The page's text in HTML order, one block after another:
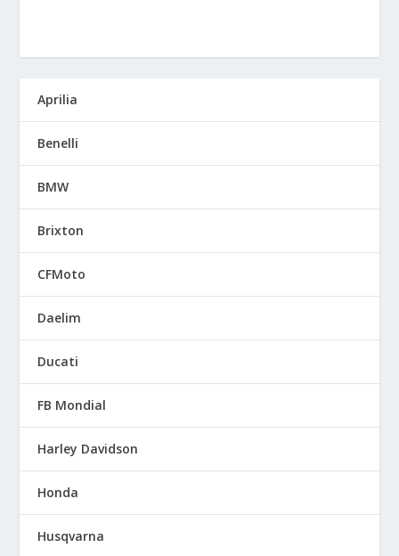
Aprilia
Benelli
BMW
Brixton
CFMoto
Daelim
Ducati
FB Mondial
Harley Davidson
Honda
Husqvarna